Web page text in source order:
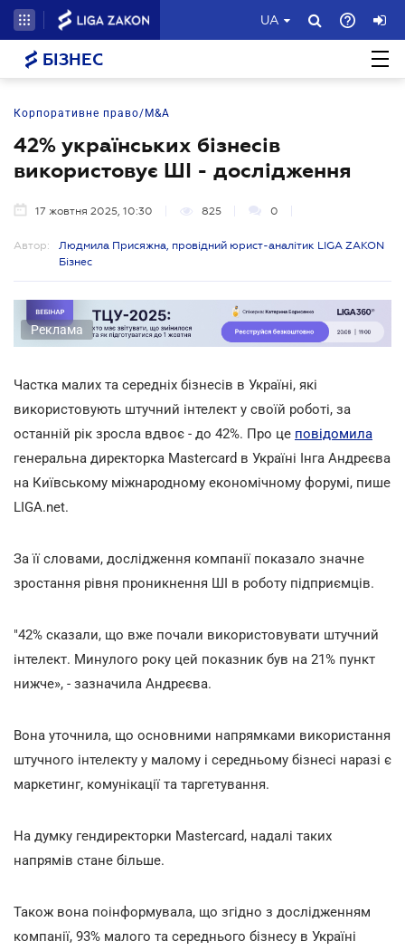
UA
БІЗНЕС
Корпоративне право/M&A
42% українських бізнесів
використовує ШІ - дослідження
17 жовтня 2025, 10:30 825 0
Автор:
Людмила Присяжна, провідний юрист-аналітик LIGA ZAKON
Бізнес
Реклама
Частка малих та середніх бізнесів в Україні, які
використовують штучний інтелект у своїй роботі, за
останній рік зросла вдвоє - до 42%. Про це повідомила
генеральна директорка Mastercard в Україні Інга Андреєва
на Київському міжнародному економічному форумі, пише
LIGA.net.
За її словами, дослідження компанії показало значне
зростання рівня проникнення ШІ в роботу підприємців.
"42% сказали, що вже почали використовувати штучний
інтелект. Минулого року цей показник був на 21% пункт
нижче», - зазначила Андреєва.
Вона уточнила, що основними напрямками використання
штучного інтелекту у малому і середньому бізнесі наразі є
маркетинг, комунікації та таргетування.
На думку гендиректорки Mastercard, надалі таких
напрямів стане більше.
Також вона поінформувала, що згідно з дослідженням
компанії, 93% малого та середнього бізнесу в Україні